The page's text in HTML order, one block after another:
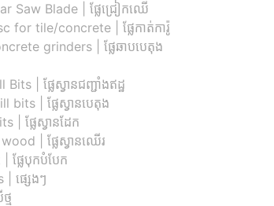
Saw Blade | ផ្លែជ្រៀកឈើ
for tile/concrete​ | ផ្លែកាត់ការ៉ូ
grinders | ផ្លែឆាបបេតុង
|​ ផ្លែស្វានជញ្ជាំងឥដ្ឋ
bits |​ ផ្លែស្វានបេតុង
|​ ផ្លែស្វានដែក
|​ ផ្លែស្វានឈើរ
ផ្លែបុកបំបែក
| ផ្សេងៗ
ម